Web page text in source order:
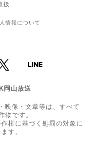
扱
情報について
山放送
映像・文章等は、すべて
物です。
権に基づく処罰の対象に
す。